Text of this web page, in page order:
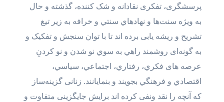
پرسشگری، تفکری نقادانه و شک کننده، گذشته و حال
به ويژه سنت‌ها و نهادهاي سنتي و خرافه به زیر تیغ
تشریح و ریشه یابی برده اند تا با توان سنجش و تفکیک و
به گونه‌ای روشمند راهي به سوي نو شدن و نو کردنِ
عرصه های فکري، رفتاري، اجتماعي، سياسي،
اقتصادي و فرهنگي بجویند و بنمایانند. زنانی گزینه‌ساز
که آنچه را نقد ونفی کرده اند برایش جایگزینی متفاوت و